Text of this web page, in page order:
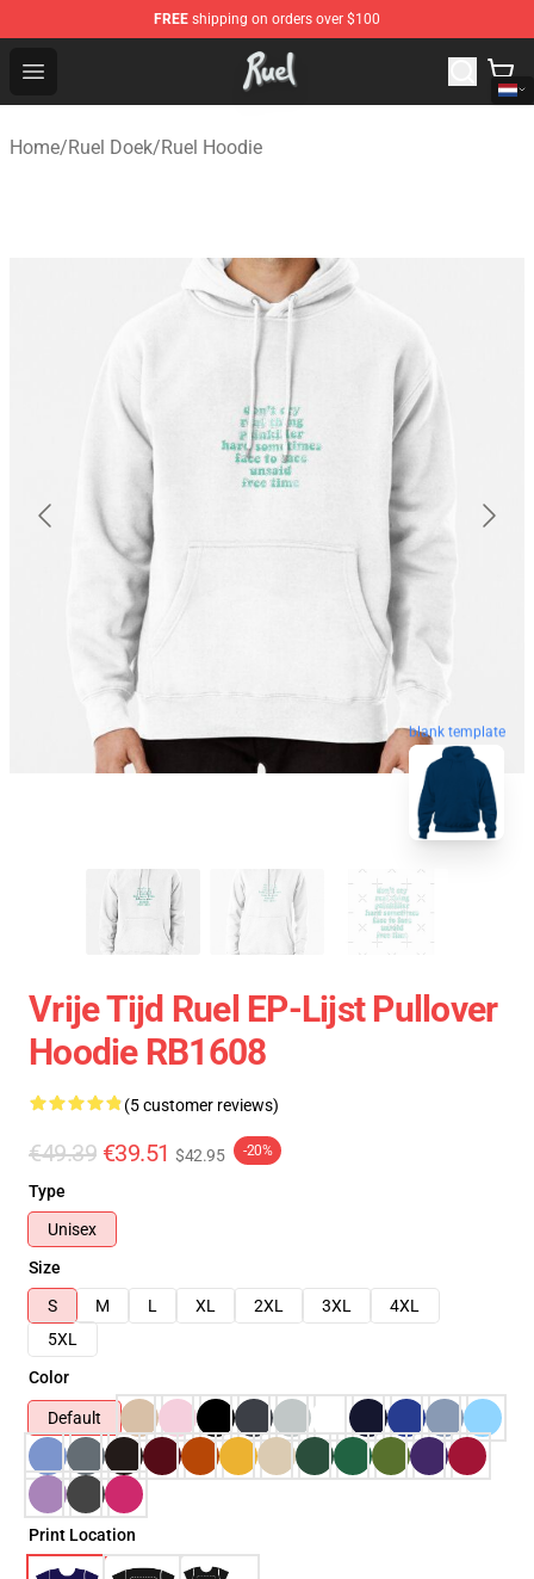
FREE shipping on orders over $100
Open menu
Ruel Store - Official Ruel Merchandise Shop
Home/Ruel Doek/Ruel Hoodie
blank template
Vrije Tijd Ruel EP-Lijst Pullover
Hoodie RB1608
(5 customer reviews)
€49.39 €39.51 $42.95 -20%
Type
Unisex
Size
S
M L XL 2XL 3XL
4XL
5XL
Color
Default
Print Location